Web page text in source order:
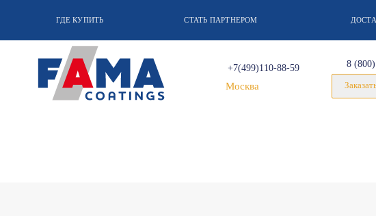
ГДЕ КУПИТЬ СТАТЬ ПАРТНЕРОМ
+7(499)110-88-59
Москва
8